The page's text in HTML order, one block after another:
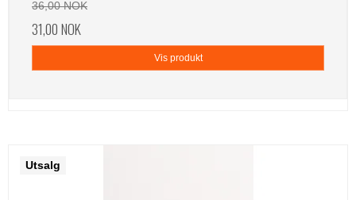
36,00 NOK
31,00 NOK
Vis produkt
Utsalg